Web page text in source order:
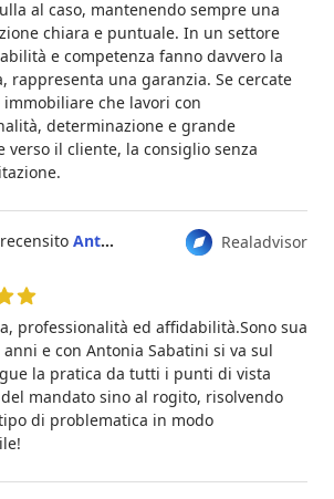
al caso, mantenendo sempre una
chiara e puntuale. In un settore
e competenza fanno davvero la
rappresenta una garanzia. Se cercate
immobiliare che lavori con
determinazione e grande
verso il cliente, la consiglio senza
Realadvisor
recensito Antonia Sabatini
professionalità ed affidabilità.Sono sua
e con Antonia Sabatini si va sul
la pratica da tutti i punti di vista
del mandato sino al rogito, risolvendo
di problematica in modo